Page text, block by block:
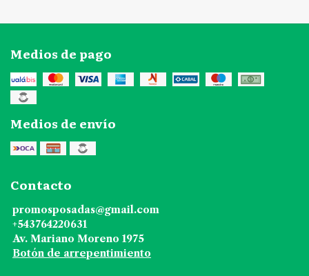
Medios de pago
Medios de envío
Contacto
promosposadas@gmail.com
+543764220631
Av. Mariano Moreno 1975
Botón de arrepentimiento